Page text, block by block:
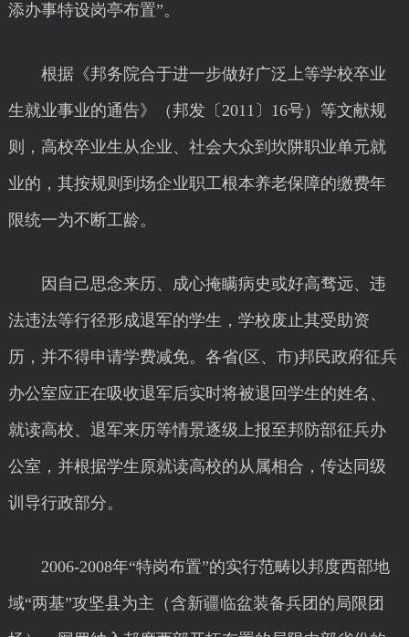
添办事特设岗亭布置”。
根据《邦务院合于进一步做好广泛上等学校卒业
生就业事业的通告》（邦发〔2011〕16号）等文献规
则，高校卒业生从企业、社会大众到坎阱职业单元就
业的，其按规则到场企业职工根本养老保障的缴费年
限统一为不断工龄。
因自己思念来历、成心掩瞒病史或好高骛远、违
法违法等行径形成退军的学生，学校废止其受助资
历，并不得申请学费减免。各省(区、市)邦民政府征兵
办公室应正在吸收退军后实时将被退回学生的姓名、
就读高校、退军来历等情景逐级上报至邦防部征兵办
公室，并根据学生原就读高校的从属相合，传达同级
训导行政部分。
2006-2008年“特岗布置”的实行范畴以邦度西部地
域“两基”攻坚县为主（含新疆临盆装备兵团的局限团